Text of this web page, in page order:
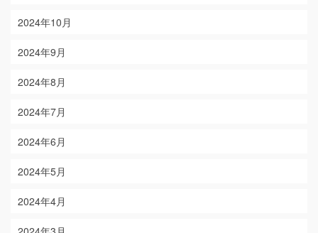
2024年10月
2024年9月
2024年8月
2024年7月
2024年6月
2024年5月
2024年4月